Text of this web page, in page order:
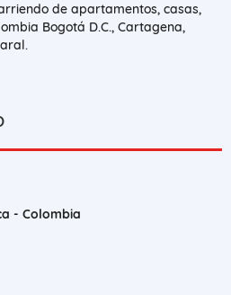
de apartamentos, casas,
Bogotá D.C., Cartagena,
- Colombia